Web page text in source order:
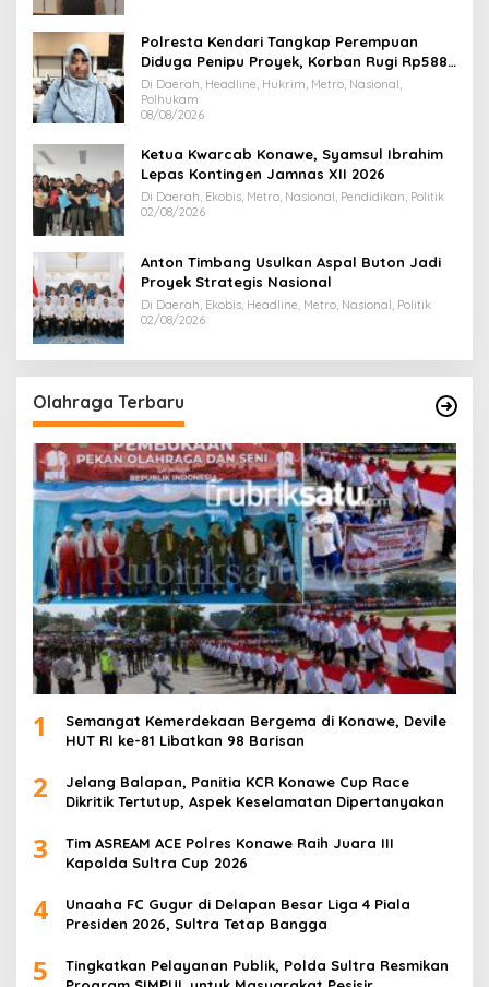
Polresta Kendari Tangkap Perempuan
Diduga Penipu Proyek, Korban Rugi Rp588,1
Juta
Di Daerah, Headline, Hukrim, Metro, Nasional,
Polhukam
08/08/2026
Ketua Kwarcab Konawe, Syamsul Ibrahim
Lepas Kontingen Jamnas XII 2026
Di Daerah, Ekobis, Metro, Nasional, Pendidikan, Politik
02/08/2026
Anton Timbang Usulkan Aspal Buton Jadi
Proyek Strategis Nasional
Di Daerah, Ekobis, Headline, Metro, Nasional, Politik
02/08/2026
Olahraga Terbaru
1
Semangat Kemerdekaan Bergema di Konawe, Devile
HUT RI ke-81 Libatkan 98 Barisan
2
Jelang Balapan, Panitia KCR Konawe Cup Race
Dikritik Tertutup, Aspek Keselamatan Dipertanyakan
3
Tim ASREAM ACE Polres Konawe Raih Juara III
Kapolda Sultra Cup 2026
4
Unaaha FC Gugur di Delapan Besar Liga 4 Piala
Presiden 2026, Sultra Tetap Bangga
5
Tingkatkan Pelayanan Publik, Polda Sultra Resmikan